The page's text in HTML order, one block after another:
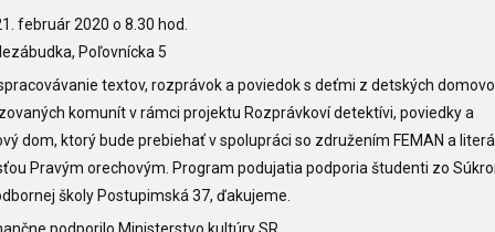
február 2020 o 8.30 hod.
Poľovnícka 5
textov, rozprávok a poviedok s deťmi z detských
komunít v rámci projektu Rozprávkoví detektívi, poviedky a
dom, ktorý bude prebiehať v spolupráci so združením FEMAN a
Pravým orechovým. Program podujatia podporia študenti zo
školy Postupimská 37, ďakujeme.